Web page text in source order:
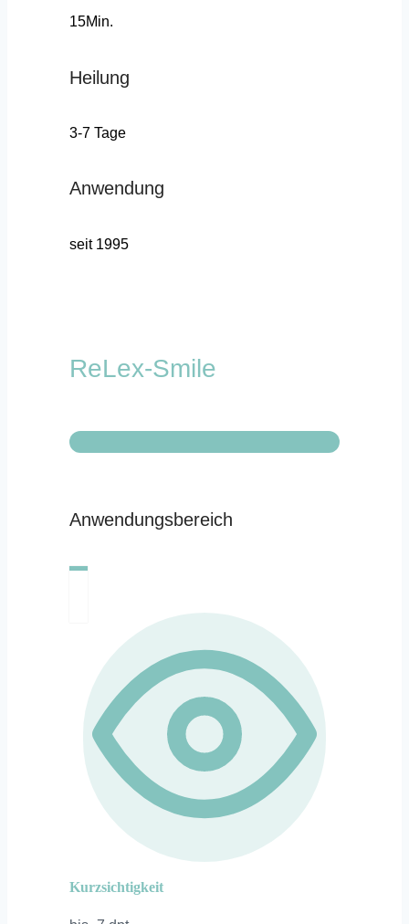
15Min.
Heilung
3-7 Tage
Anwendung
seit 1995
ReLex-Smile
Anwendungsbereich
Kurzsichtigkeit